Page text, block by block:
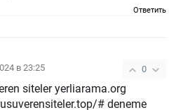
Ответить
0
в 23:25
siteler yerliarama.org
# deneme